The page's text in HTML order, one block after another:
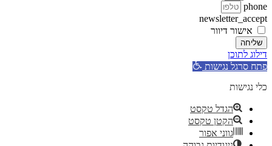
phone
newsletter_accept
אישור דיוור
שליחה
דילוג לתוכן
פתח סרגל נגישות
כלי נגישות
הגדל טקסט
הקטן טקסט
גווני אפור